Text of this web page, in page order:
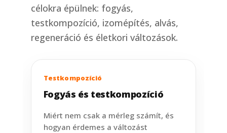
célokra épülnek: fogyás,
testkompozíció, izomépítés, alvás,
regeneráció és életkori változások.
Testkompozíció
Fogyás és testkompozíció
Miért nem csak a mérleg számít, és
hogyan érdemes a változást